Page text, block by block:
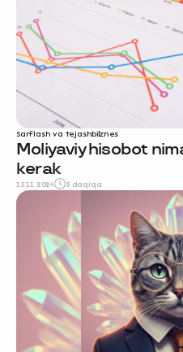
Sarflash va tejashbiznes
Moliyaviy hisobot
kerak
15.11.2024 5 daqiqa